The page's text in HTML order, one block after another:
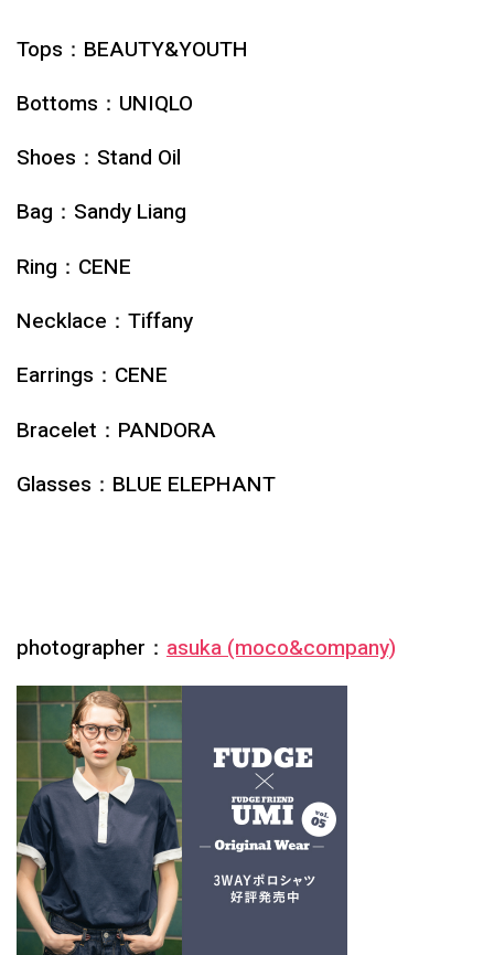
Tops：BEAUTY&YOUTH
Bottoms：UNIQLO
Shoes：Stand Oil
Bag：Sandy Liang
Ring：CENE
Necklace：Tiffany
Earrings：CENE
Bracelet：PANDORA
Glasses：BLUE ELEPHANT
photographer： asuka (moco&company)